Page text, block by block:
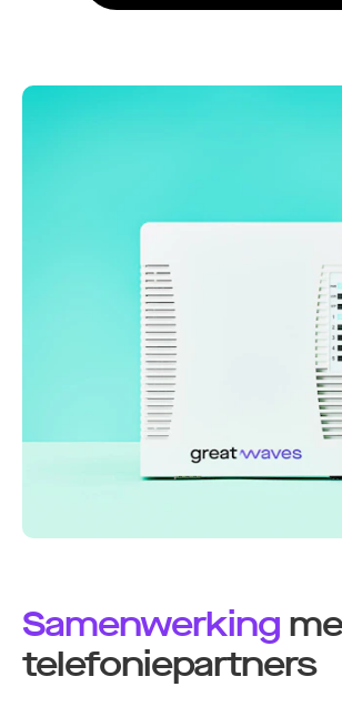
Samenwerking
telefoniepartners